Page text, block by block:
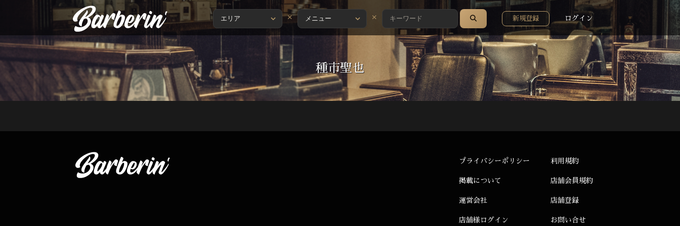
× × 新規登録 ログイン
種市聖也
プライバシーポリシー 利用規約
掲載について 店舗会員規約
運営会社 店舗登録
店舗様ログイン お問い合せ